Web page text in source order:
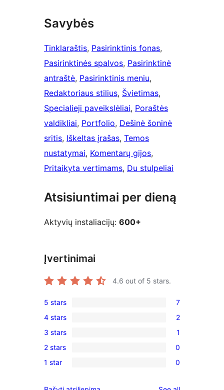
Savybės
Tinklaraštis, Pasirinktinis fonas
Pasirinktinės spalvos, Pasirinktinė
antraštė, Pasirinktinis meniu
Redaktoriaus stilius, Švietimas
Specialieji paveikslėliai, Poraštės
valdikliai, Portfolio, Dešinė šoninė
sritis, Iškeltas įrašas, Temos
nustatymai, Komentarų gijos
Pritaikyta vertimams, Du stulpeliai
Atsisiuntimai per dieną
Aktyvių instaliacijų: 600+
Įvertinimai
4.6 out of 5 stars.
7
5-
star
reviews
5 stars 7
2
4-
star
reviews
4 stars 2
1
3-
star
3 stars 1
0
2-
2 stars 0
0
1 star 0